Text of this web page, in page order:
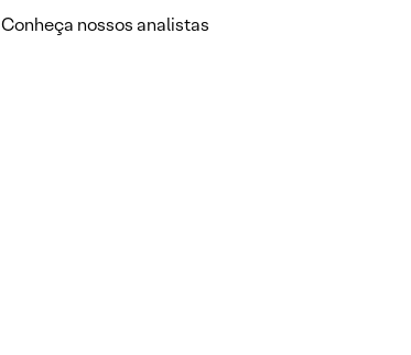
Conheça nossos analistas